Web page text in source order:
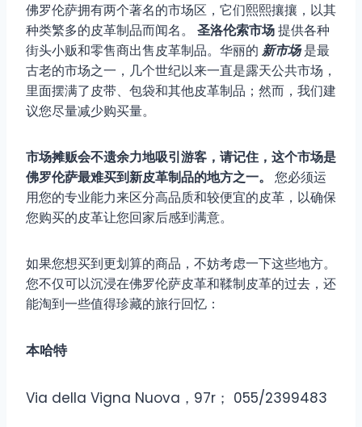
佛罗伦萨拥有两个著名的市场区，它们熙熙攘攘，以其
种类繁多的皮革制品而闻名。 圣洛伦索市场提供各种
街头小贩和零售商出售皮革制品。华丽的 新市场是最
古老的市场之一，几个世纪以来一直是露天公共市场，
里面摆满了皮带、包袋和其他皮革制品；然而，我们建
议您尽量减少购买量。
市场摊贩会不遗余力地吸引游客，请记住，这个市场是
佛罗伦萨最难买到新皮革制品的地方之一。
您必须运
用您的专业能力来区分高品质和较便宜的皮革，以确保
您购买的皮革让您回家后感到满意。
如果您想买到更划算的商品，不妨考虑一下这些地方。
您不仅可以沉浸在佛罗伦萨皮革和鞣制皮革的过去，还
能淘到一些值得珍藏的旅行回忆：
本哈特
Via della Vigna Nuova，97r； 055/2399483